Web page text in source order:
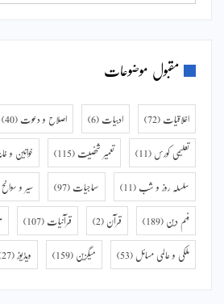
مقبول موضوعات
اخلاقیات (72) ادبیات (6) اصلاح و دعوت (40)
تعلیمی کورس (11) تعمیر شخصیت (115) خواتین و
سلسلہ روز و شب (11) سماجیات (97) سیر و سوانح
فہم دین (189) قرآن (2) قرآنیات (107)
ملکی و عالمی مسائل (53) میگزین (159) ویڈیوز (27)